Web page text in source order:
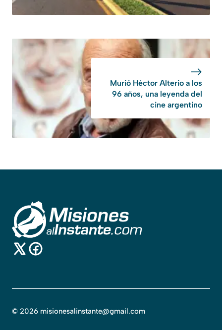
Murió Héctor Alterio a los
96 años, una leyenda del
cine argentino
© 2026 misionesalinstante@gmail.com